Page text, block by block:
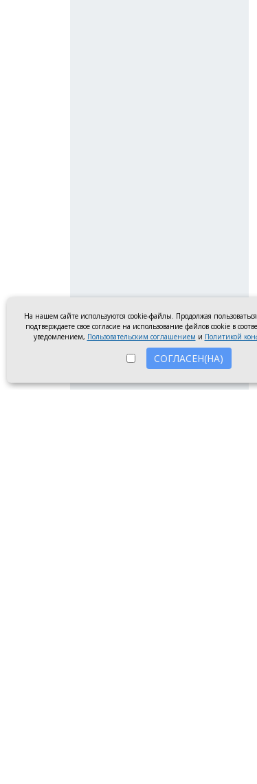
На нашем сайте используются cookie-файлы. Продолжая
подтверждаете свое согласие на использование файлов cookie в
уведомлением, Пользовательским соглашением и Политикой
СОГЛАСЕН(НА)